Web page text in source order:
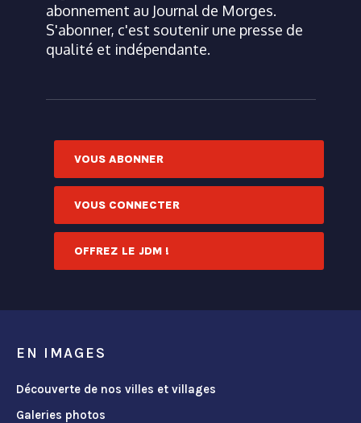
abonnement au Journal de Morges.
S'abonner, c'est soutenir une presse de
qualité et indépendante.
VOUS ABONNER
VOUS CONNECTER
OFFREZ LE JDM !
EN IMAGES
Découverte de nos villes et villages
Galeries photos